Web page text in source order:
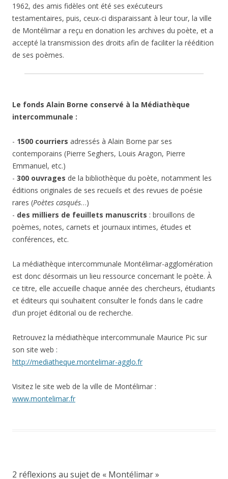
1962, des amis fidèles ont été ses exécuteurs
testamentaires, puis, ceux-ci disparaissant à leur tour, la ville
de Montélimar a reçu en donation les archives du poète, et a
accepté la transmission des droits afin de faciliter la réédition
de ses poèmes.
Le fonds Alain Borne conservé à la Médiathèque
intercommunale :
- 1500 courriers adressés à Alain Borne par ses
contemporains (Pierre Seghers, Louis Aragon, Pierre
Emmanuel, etc.)
- 300 ouvrages de la bibliothèque du poète, notamment les
éditions originales de ses recueils et des revues de poésie
rares (Poètes casqués…)
- des milliers de feuillets manuscrits : brouillons de
poèmes, notes, carnets et journaux intimes, études et
conférences, etc.
La médiathèque intercommunale Montélimar-agglomération
est donc désormais un lieu ressource concernant le poète. À
ce titre, elle accueille chaque année des chercheurs, étudiants
et éditeurs qui souhaitent consulter le fonds dans le cadre
d’un projet éditorial ou de recherche.
Retrouvez la médiathèque intercommunale Maurice Pic sur
son site web :
http://mediatheque.montelimar-agglo.fr
Visitez le site web de la ville de Montélimar :
www.montelimar.fr
2 réflexions au sujet de « Montélimar»